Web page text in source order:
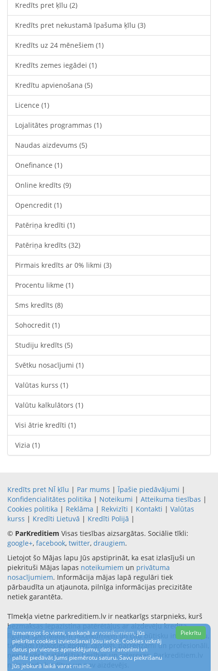
Kredīts pret ķīlu (2)
Kredīts pret nekustamā īpašuma ķīlu (3)
Kredīts uz 24 mēnešiem (1)
Kredīts zemes iegādei (1)
Kredītu apvienošana (5)
Licence (1)
Lojalitātes programmas (1)
Naudas aizdevums (5)
Onefinance (1)
Online kredīts (9)
Opencredit (1)
Patēriņa kredīti (1)
Patēriņa kredīts (32)
Pirmais kredīts ar 0% likmi (3)
Procentu likme (1)
Sms kredīts (8)
Sohocredit (1)
Studiju kredīts (5)
Svētku nosacījumi (1)
Valūtas kurss (1)
Valūtu kalkulātors (1)
Visi ātrie kredīti (1)
Vizia (1)
Kredīts pret NĪ ķīlu | Par mums | Īpašie piedāvājumi |
Konfidencialitātes politika | Noteikumi | Atteikuma tiesības |
Cookies politika | Reklāma | Rekvizīti | Kontakti | Valūtas
kurss | Kredīti Lietuvā | Kredīti Polijā |
© ParKreditiem Visas tiesības aizsargātas. Sociālie tīkli:
google+, facebook, twitter, draugiem.
Lietojot šo Mājas lapu Jūs apstiprināt, ka esat izlasījuši un
piekrituši Mājas lapas noteikumiem un privātuma
nosacījumiem. Informācija mājas lapā regulāri tiek
pārbaudīta un atjaunota, pilnīga informācijas precizitāte
netiek garantēta.
Tīmekļa vietne parkreditiem.lv ir neatkarīgs starpnieks, kurš
bezmaksas iepazīstina patērētājus ar aizdevēju kredīta
līguma speciālajiem noteikumiem un citu būtisku informāciju,
tādejādi rīkojoties godīgi, taisnīgi, pārredzami un profesionāli,
ņemot vērā patērētāja tiesības un intereses. Parkreditiem.lv
neizsniedz kredītus un nav aizdevējs.
Izmantojot šo vietni, saskaņā ar noteikumiem, Jūs
piekrītat cookies izvietošanai Jūsu ierīcē. Cookies uzkrāj
datus par vietnes apmeklējumu, dati ir anonīmi un
palīdz piedāvāt Jums piemērotu saturu. Savu piekrišanu
Jūs jebkurā laikā varat mainīt.
Piekrītu